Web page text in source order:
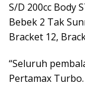
S/D 200cc Body
Bebek 2 Tak
Bracket 12,
“Seluruh
Pertamax